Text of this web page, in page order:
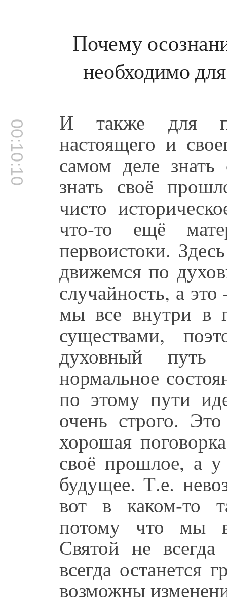
Почему
необходимо
00:10:10 И также для
настоящего и
самом деле
знать своё
чисто
что-то ещё
первоистоки.
движемся по
случайность, а
мы все внутри в
существами,
духовный путь
нормальное
по этому пути
очень строго.
хорошая
своё прошлое, а у
будущее. Т.е.
вот в каком-то
потому что мы
Святой не
всегда останется
возможны